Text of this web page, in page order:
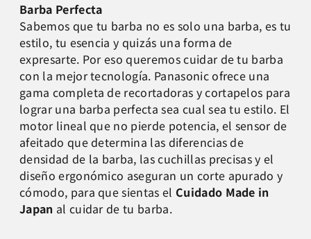
Barba Perfecta
Sabemos que tu barba no es solo una barba, es tu
estilo, tu esencia y quizás una forma de
expresarte. Por eso queremos cuidar de tu barba
con la mejor tecnología. Panasonic ofrece una
gama completa de recortadoras y cortapelos para
lograr una barba perfecta sea cual sea tu estilo. El
motor lineal que no pierde potencia, el sensor de
afeitado que determina las diferencias de
densidad de la barba, las cuchillas precisas y el
diseño ergonómico aseguran un corte apurado y
cómodo, para que sientas el Cuidado Made in
Japan al cuidar de tu barba.